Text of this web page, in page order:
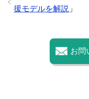
援モデルを解説 」
お問